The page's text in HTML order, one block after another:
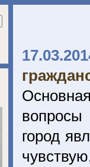
вопросы
город